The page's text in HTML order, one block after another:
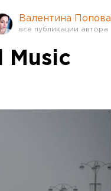
Валентина Попова
Music